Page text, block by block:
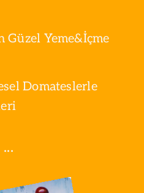
Güzel Yeme&İçme
Domateslerle